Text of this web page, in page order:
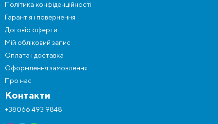
Політика конфіденційності
Гарантія і повернення
Договір оферти
Мій обліковий запис
Оплата і доставка
Оформлення замовлення
Про нас
Контакти
+38066 493 9848